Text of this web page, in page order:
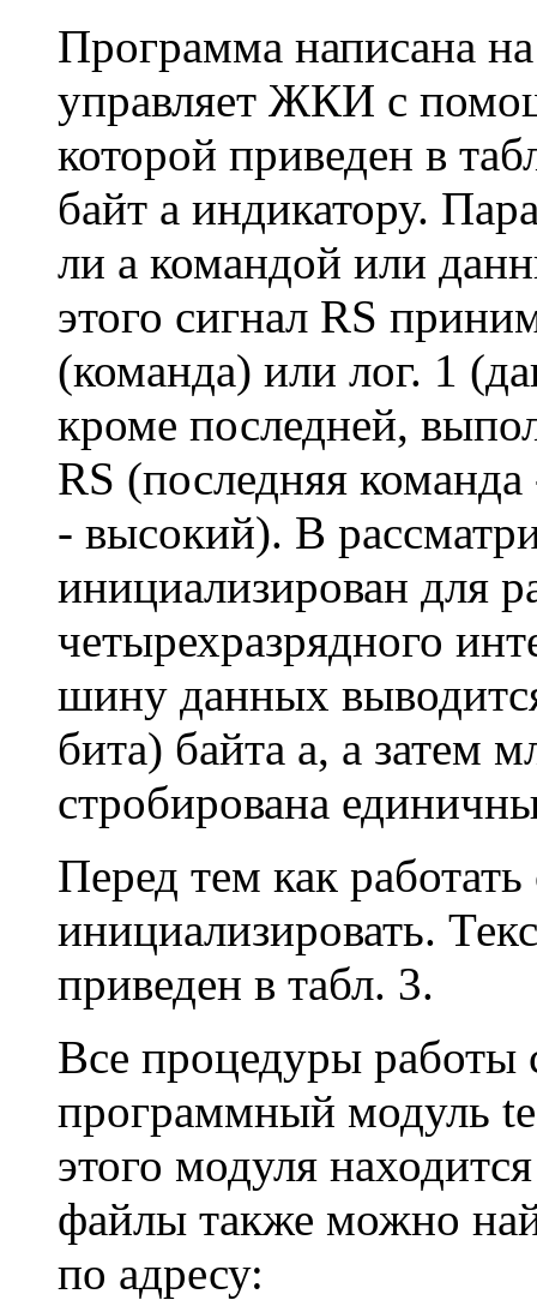
Программа написана
управляет ЖКИ с
которой приведен в
байт а индикатору.
ли а командой или
этого сигнал RS
(команда) или лог. 1
кроме последней,
RS (последняя
- высокий). В
инициализирован для
четырехразрядного
шину данных
бита) байта а, а затем
стробирована
Перед тем как
инициализировать.
приведен в табл. 3.
Все процедуры работы
программный модуль
этого модуля
файлы также можно
по адресу: